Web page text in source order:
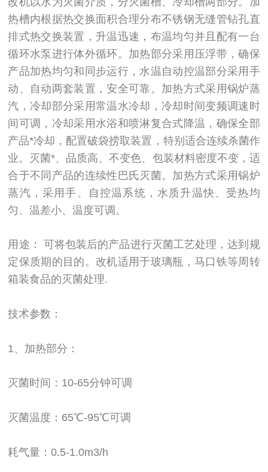
热槽内根据热交换面积合理分布不锈钢无缝管钻孔直
排式热交换装置，升温迅速，布温均匀并且配有一台
循环水泵进行体外循环。加热部分采用压浮带，确保
产品加热均匀和同步运行，水温自动控温部分采用手
动、自动两套装置，安全可靠。加热方式采用锅炉蒸
汽，冷却部分采用常温水冷却，冷却时间变频调速时
间可调，冷却采用水浴和喷淋复合式降温，确保全部
产品*冷却，配置破袋捞取装置，特别适合连续杀菌作
业。灭菌*、品质高、不变色、包装材料密度不变，适
合于不同产品的连续性巴氏灭菌。加热方式采用锅炉
蒸汽，采用手、自控温系统，水质升温快、受热均
匀、温差小、温度可调。
用途： 可将包装后的产品进行灭菌工艺处理，达到规
定保质期的目的。改机适用于玻璃瓶，马口铁等周转
箱装食品的灭菌处理.
技术参数：
1、加热部分：
灭菌时间：10-65分钟可调
灭菌温度：65℃-95℃可调
耗气量：0.5-1.0m3/h